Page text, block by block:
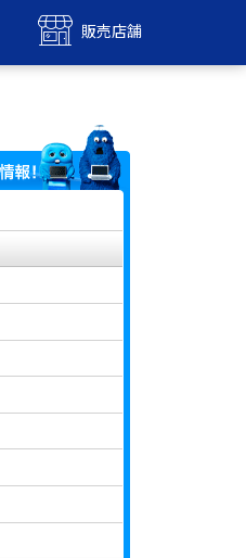
販売店舗
UQ WiMAX
販売店舗